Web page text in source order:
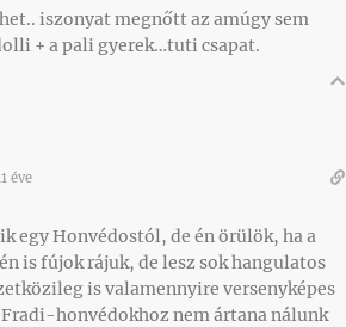
iszonyat megnőtt az amúgy sem
+ a pali gyerek…tuti csapat.
éve
egy Honvédostól, de én örülök, ha a
is fújok rájuk, de lesz sok hangulatos
is valamennyire versenyképes
Fradi-honvédokhoz nem ártana nálunk